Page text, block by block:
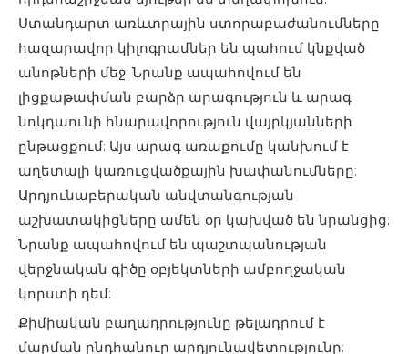
Ստանդարտ առևտրային ստորաբաժանումները
հազարավոր կիլոգրամներ են պահում կնքված
անոթների մեջ: Նրանք ապահովում են
լիցքաթափման բարձր արագություն և արագ
նոկդաունի հնարավորություն վայրկյանների
ընթացքում: Այս արագ առաքումը կանխում է
աղետալի կառուցվածքային խափանումները:
Արդյունաբերական անվտանգության
աշխատակիցները ամեն օր կախված են նրանցից:
Նրանք ապահովում են պաշտպանության
վերջնական գիծը օբյեկտների ամբողջական
կորստի դեմ:
Քիմիական բաղադրությունը թելադրում է
մարման ընդհանուր արդյունավետությունը: